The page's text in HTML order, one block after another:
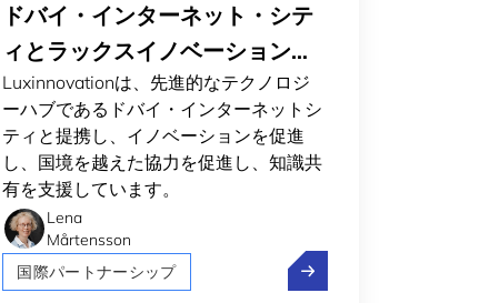
ル:ルクセンブルクから明日の鋼を鍛造
ドバイ・インターネット・シテ
ィとラックスイノベーションが
イノベーションを促進する
Luxinnovationは、先進的なテクノロジ
ーハブであるドバイ・インターネットシ
ティと提携し、イノベーションを促進
し、国境を越えた協力を促進し、知識共
有を支援しています。
Lena
Mårtensson
国際パートナーシップ
ドバイ・インターネッ